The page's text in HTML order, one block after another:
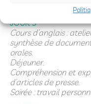
JOUR 3
Cours d’anglais :
synthèse de
orales.
Déjeuner.
Compréhension et
d’articles de presse.
Soirée : travail